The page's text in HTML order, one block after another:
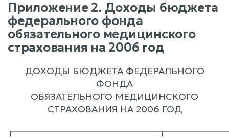
Приложение 2. Доходы бюджета
федерального фонда
обязательного медицинского
страхования на 2006 год
ДОХОДЫ БЮДЖЕТА ФЕДЕРАЛЬНОГО
ФОНДА
ОБЯЗАТЕЛЬНОГО МЕДИЦИНСКОГО
СТРАХОВАНИЯ НА 2006 ГОД